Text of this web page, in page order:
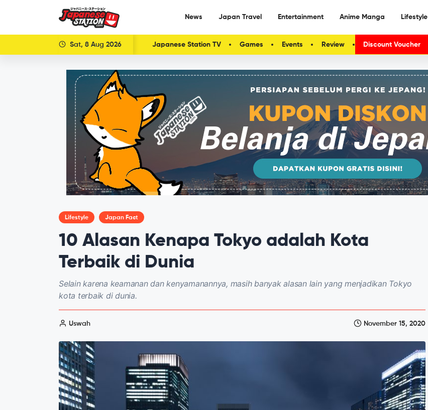
News Japan Travel Entertainment Anime Manga Lifestyle
Sat, 8 Aug 2026 Japanese Station TV Games Events Review Discount Voucher
Lifestyle Japan Fact
10 Alasan Kenapa Tokyo adalah Kota
Terbaik di Dunia
Selain karena keamanan dan kenyamanannya, masih banyak alasan lain yang menjadikan Tokyo
kota terbaik di dunia.
Uswah November 15, 2020